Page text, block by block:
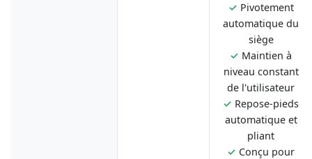
✓ Pivotement
automatique du
siège
✓ Maintien à
niveau constant
de l'utilisateur
✓ Repose-pieds
automatique et
pliant
✓ Conçu pour